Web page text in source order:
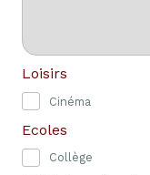
Loisirs
Cinéma
Ecoles
Collège